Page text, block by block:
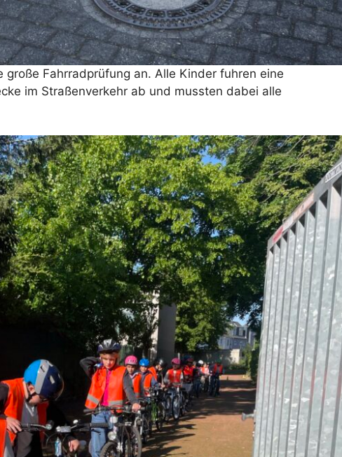
große Fahrradprüfung an. Alle Kinder fuhren eine
im Straßenverkehr ab und mussten dabei alle